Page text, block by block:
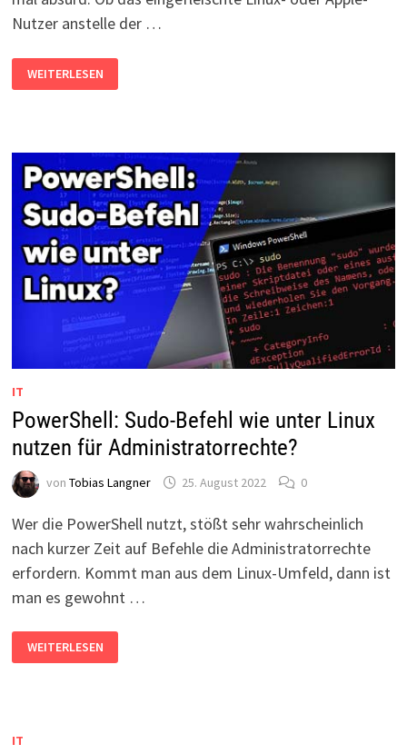
Nutzer anstelle der …
IST
POWERSHELLCORE?
UND
MACOS?
WEITERLESEN
IT
PowerShell: Sudo-Befehl wie unter Linux
nutzen für Administratorrechte?
von Tobias Langner 25. August 2022 0
Wer die PowerShell nutzt, stößt sehr wahrscheinlich
nach kurzer Zeit auf Befehle die Administratorrechte
erfordern. Kommt man aus dem Linux-Umfeld, dann ist
man es gewohnt …
POWERSHELL:
SUDO-
BEFEHL
WEITERLESEN
IT